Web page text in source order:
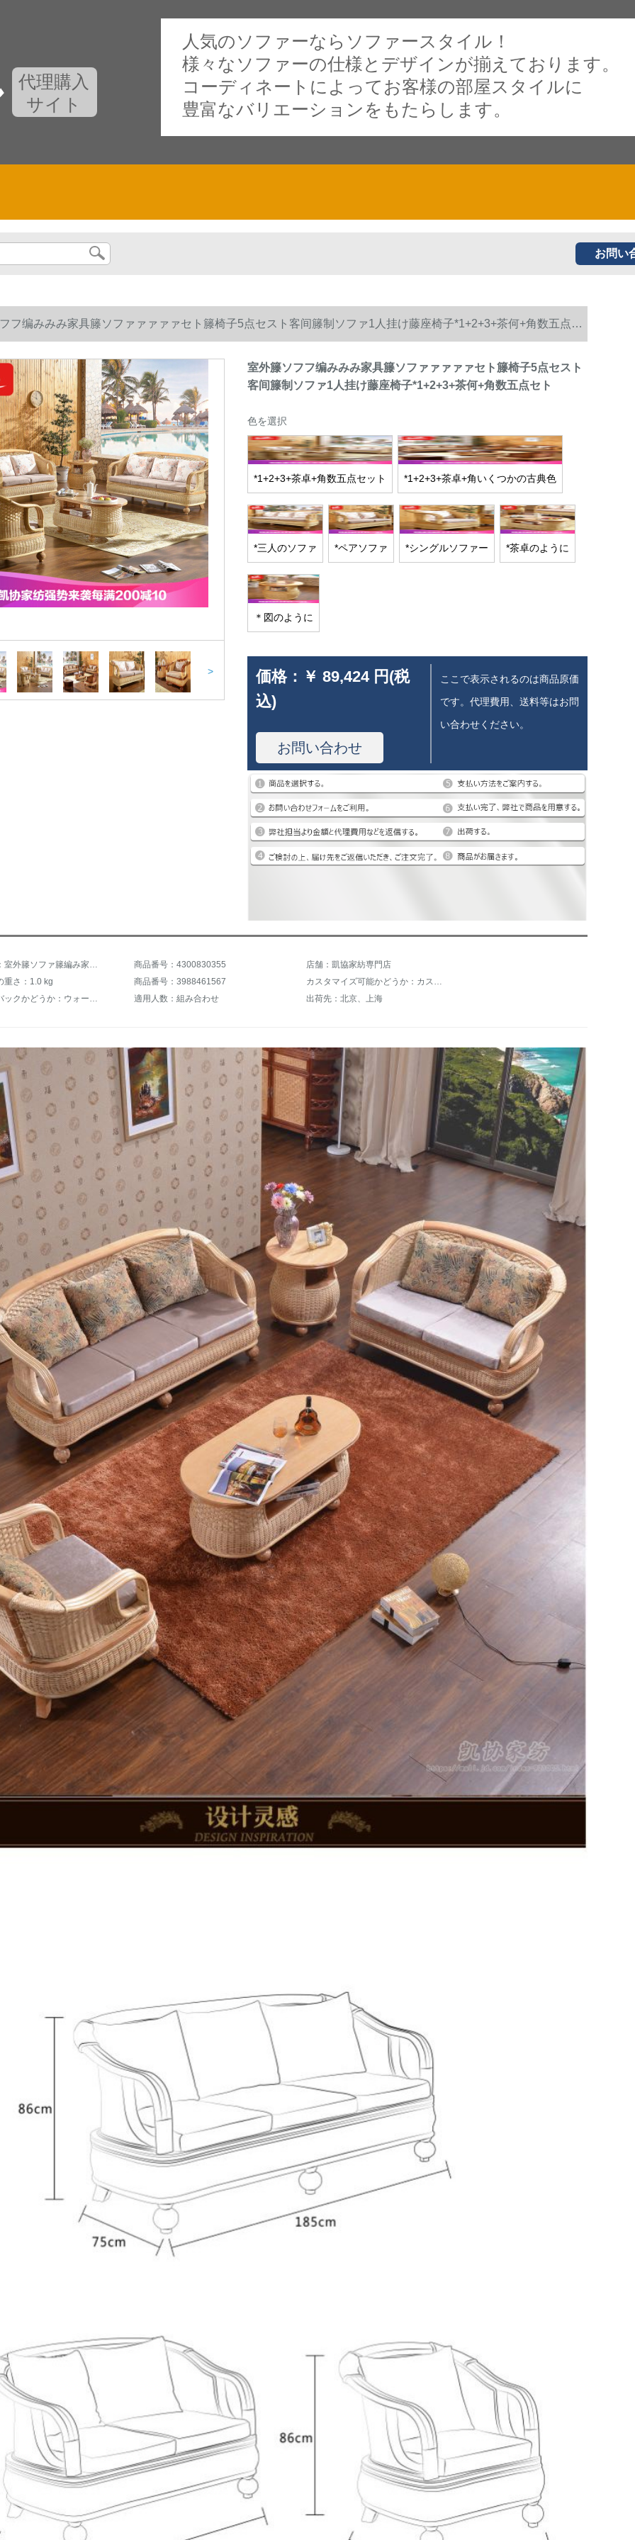
代理購入
サイト
人気のソファーならソファースタイル！
様々なソファーの仕様とデザインが揃えております。
コーディネートによってお客様の部屋スタイルに
豊富なバリエーションをもたらします。
お問い
フ编みみみ家具籐ソファァァァァセト籐椅子5点セスト客间籐制ソファ1人挂け藤座椅子*1+2+3+茶何+角数五点セ
>
室外籐ソフフ编みみみ家具籐ソファァァァァセト籐椅子5点セスト
客间籐制ソファ1人挂け藤座椅子*1+2+3+茶何+角数五点セト
色を選択
*1+2+3+茶卓+角数五点セット *1+2+3+茶卓+角いくつかの古典色
*三人のソファ *ペアソファ *シングルソファー *茶卓のように
＊図のように
価格： ￥ 89,424 円(税
込)
お問い合わせ
ここで表示されるのは商品原価
です。代理費用、送料等はお問
い合わせください。
商品名称：室外籐ソファ籐編み家具籐ソファセット藤椅子五点セット客間籐ソファ1人掛け藤座椅子*1+2+3+茶何+角数五点セットセット 商品番号：4300830355
店舗：凱協家紡専門店
重さ：1.0 kg
商品番号：3988461567
カスタマイズ可能かどうか：カスタマイズ可能
ウォークバックかどうか：ウォーウォーウォーカー
適用人数：組み合わせ 出荷先：北京、上海